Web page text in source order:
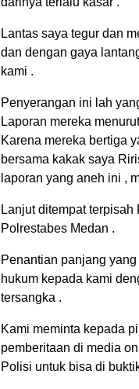
Lantas saya tegur dan
dan dengan gaya
kami .
Penyerangan ini lah
Laporan mereka
Karena mereka bertiga
bersama kakak saya
laporan yang aneh ini ,
Lanjut ditempat
Polrestabes Medan .
Penantian panjang
hukum kepada kami
tersangka .
Kami meminta kepada
pemberitaan di media
Polisi untuk bisa di